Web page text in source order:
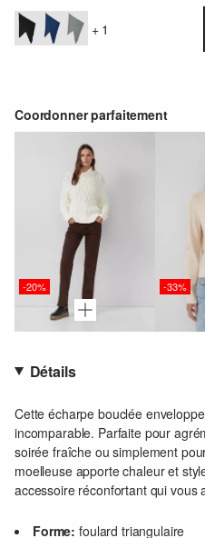
+ 1
Coordonner parfaitement
-20% -33%
Détails
Cette écharpe bouclée
incomparable. Parfaite pour
soirée fraîche ou simplement
moelleuse apporte chaleur et
accessoire réconfortant qui vous
Forme: foulard triangulaire